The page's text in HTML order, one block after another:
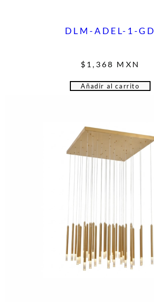
DLM-ADEL-1-GD
$ 1,368 MXN
Añadir al carrito